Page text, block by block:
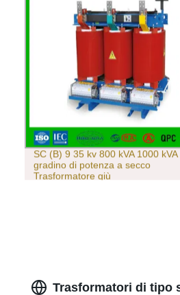
SC (B) 9 35 kv 800 kVA 1000 kVA
gradino di potenza a secco
Trasformatore giù
Trasformatori di tipo